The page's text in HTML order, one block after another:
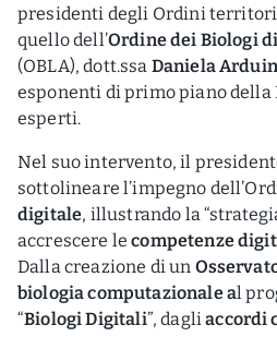
presidenti degli Ordini
quello dell’Ordine dei Biologi
(OBLA), dott.ssa Daniela
esponenti di primo piano della
esperti.
Nel suo intervento, il
sottolineare l’impegno
digitale, illustrando la
accrescere lecompetenze
Dalla creazione di un
biologia computazionale al
“Biologi Digitali”, dagliaccordi